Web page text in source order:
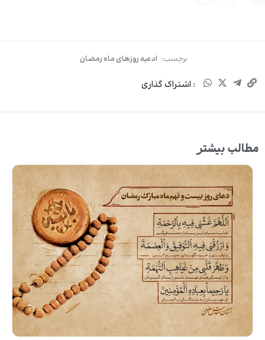
برچسب: ادعیه روزهای ماه رمضان
: اشتراک گذاری
مطالب بیشتر